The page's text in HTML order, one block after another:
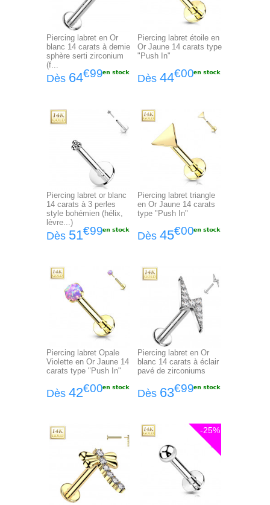
Piercing labret en Or
blanc 14 carats à demie
sphère serti zirconium
(f...
Dès 64€99
Piercing labret étoile en
Or Jaune 14 carats type
"Push In"
Dès 44€00
Piercing labret or blanc
14 carats à 3 perles
style bohémien (hélix,
lèvre...)
Dès 51€99
Piercing labret triangle
en Or Jaune 14 carats
type "Push In"
Dès 45€00
Piercing labret Opale
Violette en Or Jaune 14
carats type "Push In"
Dès 42€00
Piercing labret en Or
blanc 14 carats à éclair
pavé de zirconiums
Dès 63€99
-25%